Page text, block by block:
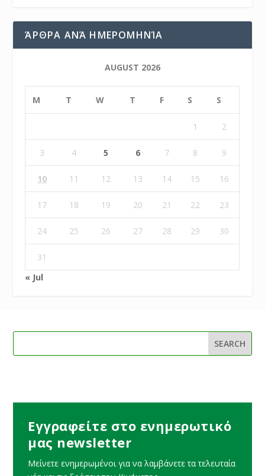
ΆΡΘΡΑ ΑΝΆ ΗΜΕΡΟΜΗΝΊΑ
AUGUST 2026
M T W T F S S
1 2
3 4 5 6 7 8 9
10 11 12 13 14 15 16
17 18 19 20 21 22 23
24 25 26 27 28 29 30
31
« Jul
Εγγραφείτε στο ενημερωτικό
μας newsletter
Μείνετε ενημερωμένοι για να λαμβάνετε τα τελευταία